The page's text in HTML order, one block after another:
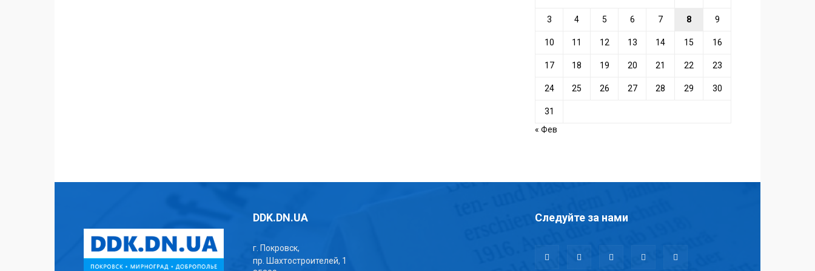
3 4 5 6 7 8 9
10 11 12 13 14 15 16
17 18 19 20 21 22 23
24 25 26 27 28 29 30
31
« Фев
DDK.DN.UA
г. Покровск,
пр. Шахтостроителей, 1
Следуйте за нами